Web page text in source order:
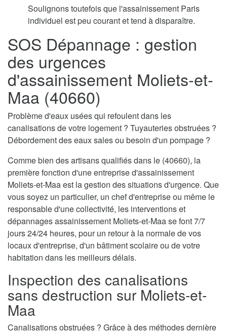
Soulignons toutefois que l'assainissement Paris
individuel est peu courant et tend à disparaître.
SOS Dépannage : gestion
des urgences
d'assainissement Moliets-et-
Maa (40660)
Problème d'eaux usées qui refoulent dans les
canalisations de votre logement ? Tuyauteries obstruées ?
Débordement des eaux sales ou besoin d'un pompage ?
Comme bien des artisans qualifiés dans le (40660), la
première fonction d'une entreprise d'assainissement
Moliets-et-Maa est la gestion des situations d'urgence. Que
vous soyez un particulier, un chef d'entreprise ou même le
responsable d'une collectivité, les interventions et
dépannages assainissement Moliets-et-Maa se font 7/7
jours 24/24 heures, pour un retour à la normale de vos
locaux d'entreprise, d'un bâtiment scolaire ou de votre
habitation dans les meilleurs délais.
Inspection des canalisations
sans destruction sur Moliets-et-
Maa
Canalisations obstruées ? Grâce à des méthodes dernière